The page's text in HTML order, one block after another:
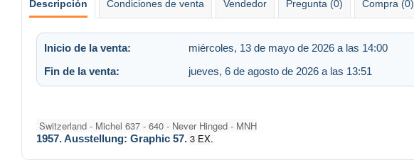
Descripción Condiciones de venta Vendedor Pregunta (0) Compra (0)
Inicio de la venta: miércoles, 13 de mayo de 2026 a las 14:00
Fin de la venta:
jueves, 6 de agosto de 2026 a las 13:51
Switzerland - Michel 637 - 640 - Never Hinged - MNH
1957. Ausstellung: Graphic 57. 3 EX.